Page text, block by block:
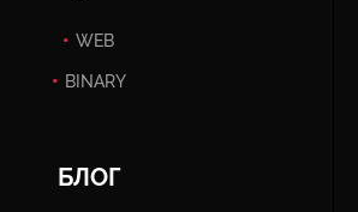
WEB
BINARY
БЛОГ